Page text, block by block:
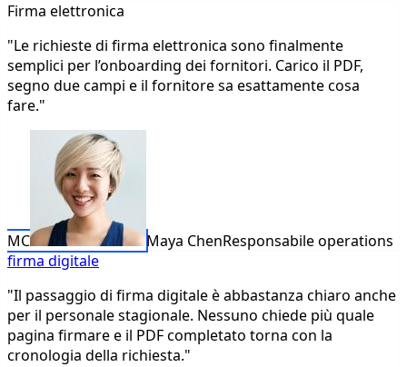
Firma elettronica
"Le richieste di firma elettronica sono finalmente
semplici per l’onboarding dei fornitori. Carico il PDF,
segno due campi e il fornitore sa esattamente cosa
fare."
MC Maya ChenResponsabile operations
firma digitale
"Il passaggio di firma digitale è abbastanza chiaro anche
per il personale stagionale. Nessuno chiede più quale
pagina firmare e il PDF completato torna con la
cronologia della richiesta."